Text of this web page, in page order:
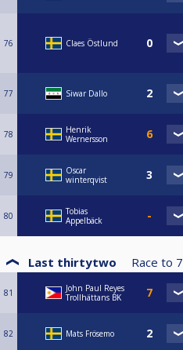
76 Claes Östlund
77 Siwar Dallo
78
Henrik
Wernersson
79
Oscar
winterqvist
80
Tobias
Appelbäck
Last thirtytwo Race to 7
81
John Paul Reyes
Trollhättans BK
82 Mats Frösemo